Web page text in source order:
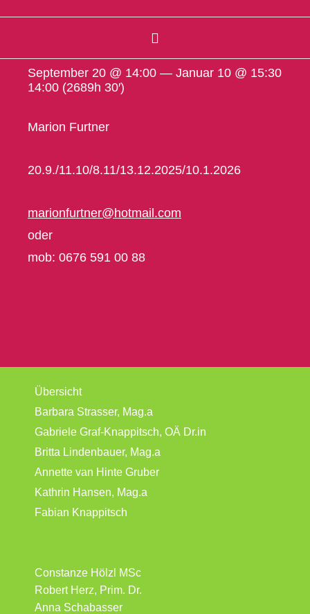
20.9./11.10/8.11/13.12.2025/10.1.2026
marionfurtner@hotmail.com
oder
mob: 0676 591 00 88
September 20 @ 14:00 — Januar 10 @ 15:30
14:00 (2689h 30′)
Marion Furtner
Übersicht
Barbara Strasser, Mag.a
Gabriele Graf-Knappitsch, OÄ Dr.in
Britta Lindenbauer, Mag.a
Annette van Hinte Gruber
Kathrin Hansen, Mag.a
Fabian Knappitsch
Constanze Hölzl MSc
Robert Herz, Prim. Dr.
Anna Schabasser